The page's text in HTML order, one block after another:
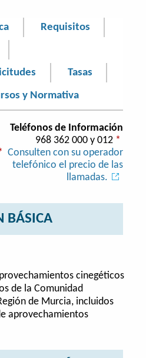
Requisitos
Tasas
y Normativa
Teléfonos de Información
968 362 000 y 012 *
Consulten con su operador
telefónico el precio de las
llamadas.
BÁSICA
cinegéticos
de la Comunidad
de Murcia, incluidos
aprovechamientos